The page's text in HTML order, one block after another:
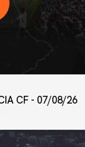
CF - 07/08/26